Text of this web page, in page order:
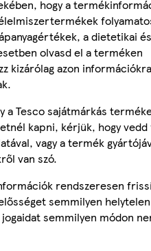
hogy a
a dietetikai és
olvasd el a terméken
kizárólag azon
a Tesco sajátmárkás
kapni, kérjük, hogy vedd
vagy a termék
van szó.
rendszeresen
semmilyen helytelen
semmilyen módon